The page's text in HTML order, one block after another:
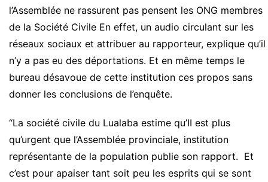
l’Assemblée ne rassurent pas pensent les ONG membres
de la Société Civile En effet, un audio circulant sur les
réseaux sociaux et attribuer au rapporteur, explique qu’il
n’y a pas eu des déportations. Et en même temps le
bureau désavoue de cette institution ces propos sans
donner les conclusions de l’enquête.
“La société civile du Lualaba estime qu’II est plus
qu’urgent que l’Assemblée provinciale, institution
représentante de la population publie son rapport. Et
c’est pour apaiser tant soit peu les esprits qui se sont